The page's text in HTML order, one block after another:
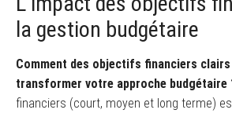
la gestion budgétaire
Comment des objectifs financiers
transformer votre approche budgétaire
financiers (court, moyen et long terme)